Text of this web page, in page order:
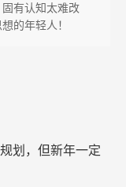
有认知太难改
的年轻人！
划，但新年一定